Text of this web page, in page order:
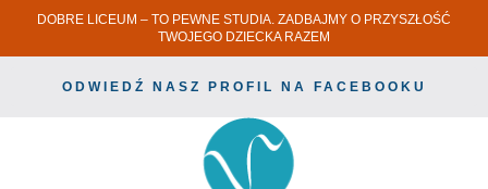
DOBRE LICEUM – TO PEWNE STUDIA. ZADBAJMY O PRZYSZŁOŚĆ
TWOJEGO DZIECKA RAZEM
ODWIEDŹ NASZ PROFIL NA FACEBOOKU